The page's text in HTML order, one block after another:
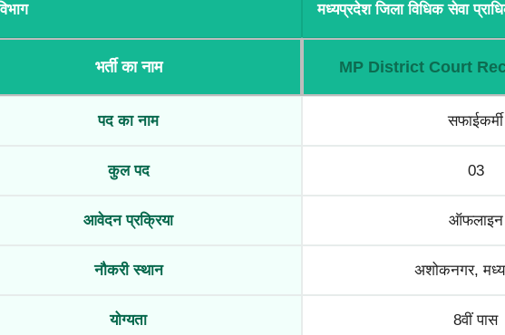
मध्यप्रदेश जिला विधिक सेवा
भर्ती का नाम MP District Court
पद का नाम सफाईकर्मी
कुल पद 03
आवेदन प्रक्रिया ऑफलाइन
नौकरी स्थान अशोकनगर,
योग्यता 8वीं पास